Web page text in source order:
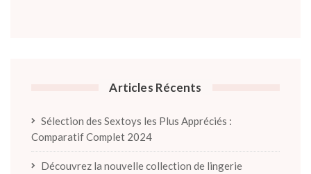
Articles Récents
Sélection des Sextoys les Plus Appréciés :
Comparatif Complet 2024
Découvrez la nouvelle collection de lingerie